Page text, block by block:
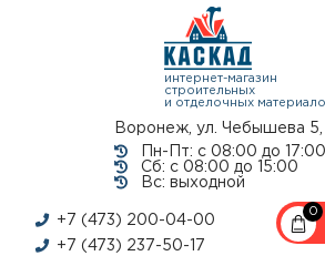
интернет-магазин
строительных
и отделочных
Воронеж, ул. Чебышева 5,
Пн-Пт: с 08:00 до 17:00
Сб: с 08:00 до 15:00
Вс: выходной
+7 (473) 200-04-00
+7 (473) 237-50-17
0